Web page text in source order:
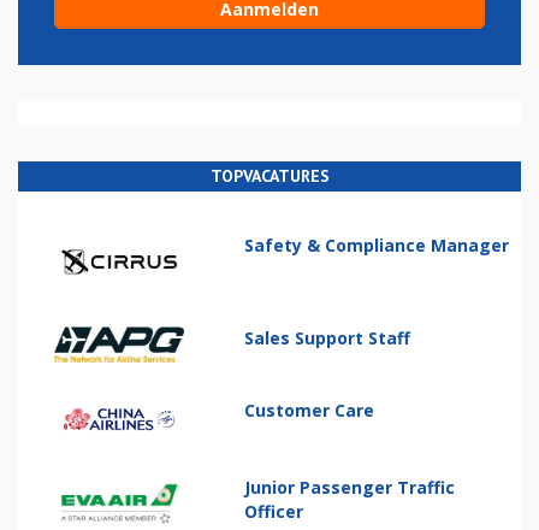
TOPVACATURES
Safety & Compliance Manager
Sales Support Staff
Customer Care
Junior Passenger Traffic
Officer